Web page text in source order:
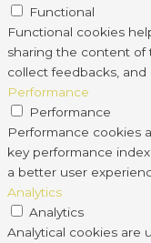
Functional
Functional cookies
sharing the content of
collect feedbacks,
Performance
Performance
Performance cookies
key performance
a better user
Analytics
Analytics
Analytical cookies are